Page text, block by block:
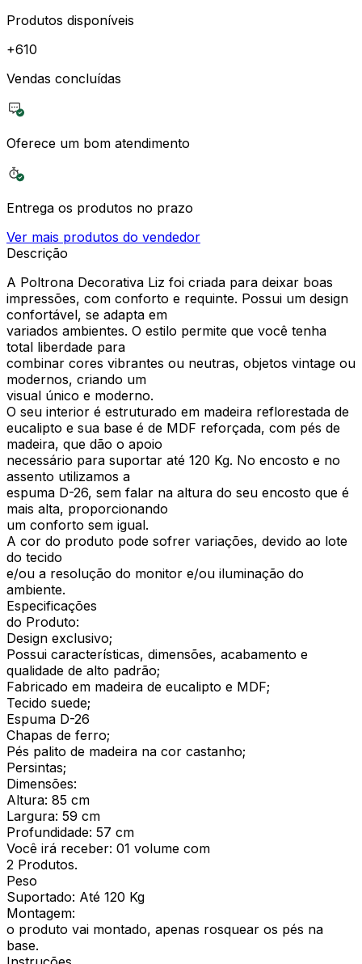
Produtos disponíveis
+610
Vendas concluídas
Oferece um bom atendimento
Entrega os produtos no prazo
Ver mais produtos do vendedor
Descrição
A Poltrona Decorativa Liz foi criada para deixar boas
impressões, com conforto e requinte. Possui um design
confortável, se adapta em
variados ambientes. O estilo permite que você tenha
total liberdade para
combinar cores vibrantes ou neutras, objetos vintage ou
modernos, criando um
visual único e moderno.
O seu interior é estruturado em madeira reflorestada de
eucalipto e sua base é de MDF reforçada, com pés de
madeira, que dão o apoio
necessário para suportar até 120 Kg. No encosto e no
assento utilizamos a
espuma D-26, sem falar na altura do seu encosto que é
mais alta, proporcionando
um conforto sem igual.
A cor do produto pode sofrer variações, devido ao lote
do tecido
e/ou a resolução do monitor e/ou iluminação do
ambiente.
Especificações
do Produto:
Design exclusivo;
Possui características, dimensões, acabamento e
qualidade de alto padrão;
Fabricado em madeira de eucalipto e MDF;
Tecido suede;
Espuma D-26
Chapas de ferro;
Pés palito de madeira na cor castanho;
Persintas;
Dimensões:
Altura: 85 cm
Largura: 59 cm
Profundidade: 57 cm
Você irá receber: 01 volume com
2 Produtos.
Peso
Suportado: Até 120 Kg
Montagem:
o produto vai montado, apenas rosquear os pés na
base.